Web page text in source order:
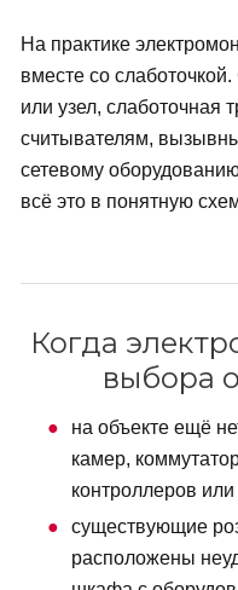
На практике
вместе со
или узел, слаботочная
считывателям,
сетевому
всё это в понятную
Когда
выбора
на объекте ещё
камер,
контроллеров
существующие
расположены